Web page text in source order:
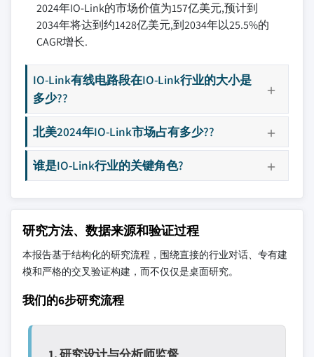
2024年IO-Link的市场价值为157亿美元,预计到
2034年将达到约1428亿美元,到2034年以25.5%的
CAGR增长.
IO-Link有线电路段在IO-Link行业的大小是
多少??
北美2024年IO-Link市场占有多少??
谁是IO-Link行业的关键角色?
研究方法、数据来源和验证过程
本报告基于结构化的研究流程，围绕直接的行业对话、专有建
模和严格的交叉验证构建，而不仅仅是桌面研究。
我们的6步研究流程